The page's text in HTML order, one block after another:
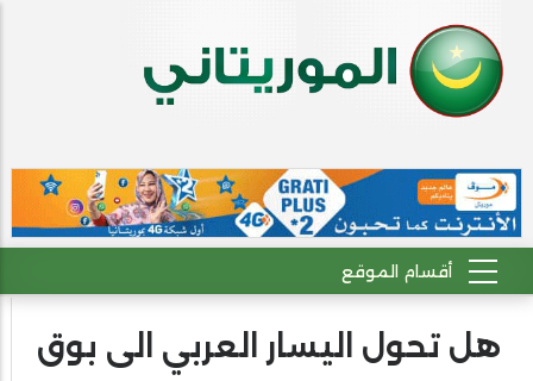
هل تحول اليسار العربي الى بوق